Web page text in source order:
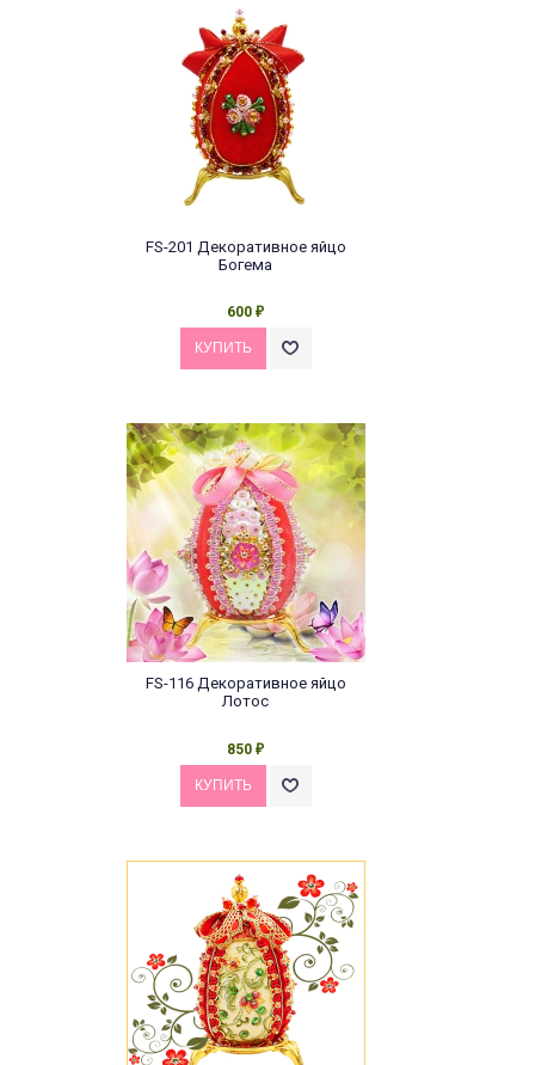
FS-201 Декоративное яйцо
Богема
600 ₽
FS-116 Декоративное яйцо
Лотос
850 ₽